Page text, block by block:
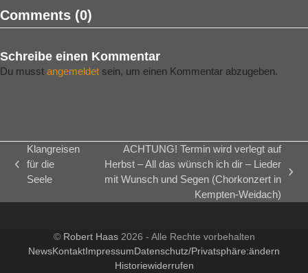
Comments (0)
Schreibe einen Kommentar
Du musst angemeldet sein, um einen Kommentar abzugeben.
vorheriger
Beitrag:
Klangreisen
für die
Seele
Nächster
ACHTUNG! Termin wird verlegt auf
Herbst – All das wünsch ich dir – Lieder
mit Wunsch und Segen (Chorkonzert in
Kempten-Weidach)
© Robert Haas2026 - Alle Rechte vorbehalten
NewsKontaktImpressumDatenschutz/Privatsphäre:ändern
Historiewiderrufen